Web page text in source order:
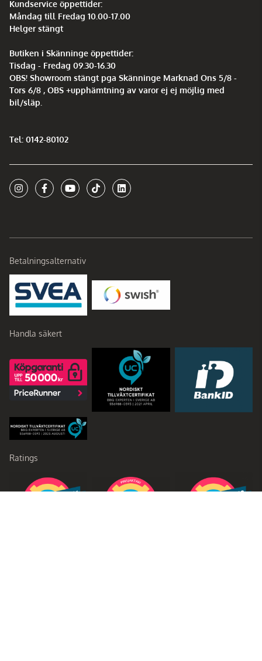
Kundservice öppettider:
Måndag till Fredag 10.00-17.00
Helger stängt
Butiken i Skänninge öppettider:
Tisdag - Fredag 09.30-16.30
OBS! Showroom stängt pga Skänninge Marknad Ons 5/8 -
Tors 6/8 , OBS +upphämtning av varor ej ej möjlig med
bil/släp.
Tel: 0142-80102
Betalningsalternativ
Handla säkert
Ratings